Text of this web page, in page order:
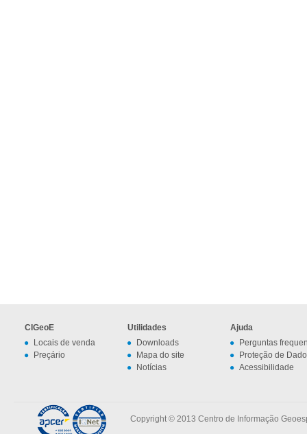
CIGeoE
Locais de venda
Preçário
Utilidades
Downloads
Mapa do site
Notícias
Ajuda
Perguntas
Proteção de
Acessibilidade
Copyright © 2013 Centro de Informação